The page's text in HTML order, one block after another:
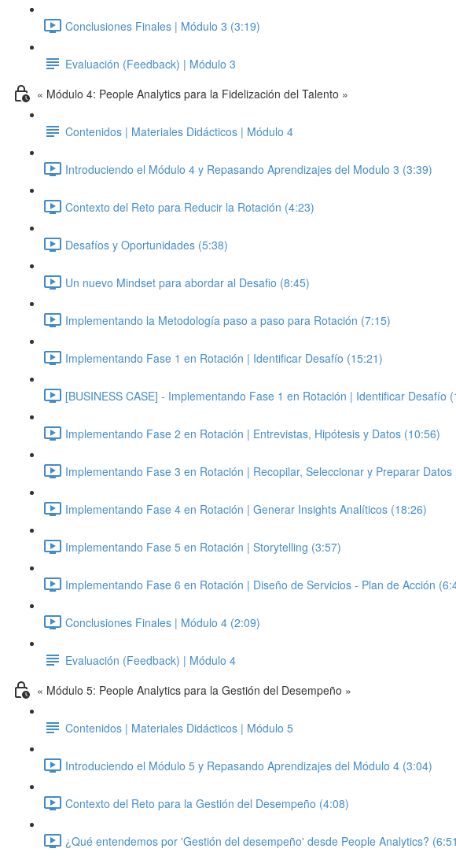
Conclusiones Finales | Módulo 3 (3:19)
Evaluación (Feedback) | Módulo 3
« Módulo 4: People Analytics para la Fidelización del Talento »
Contenidos | Materiales Didácticos | Módulo 4
Introduciendo el Módulo 4 y Repasando Aprendizajes del Modulo 3 (3:39)
Contexto del Reto para Reducir la Rotación (4:23)
Desafíos y Oportunidades (5:38)
Un nuevo Mindset para abordar al Desafio (8:45)
Implementando la Metodología paso a paso para Rotación (7:15)
Implementando Fase 1 en Rotación | Identificar Desafío (15:21)
[BUSINESS CASE] - Implementando Fase 1 en Rotación | Identificar Desafío
Implementando Fase 2 en Rotación | Entrevistas, Hipótesis y Datos (10:56)
Implementando Fase 3 en Rotación | Recopilar, Seleccionar y Preparar Datos
Implementando Fase 4 en Rotación | Generar Insights Analíticos (18:26)
Implementando Fase 5 en Rotación | Storytelling (3:57)
Implementando Fase 6 en Rotación | Diseño de Servicios - Plan de Acción
Conclusiones Finales | Módulo 4 (2:09)
Evaluación (Feedback) | Módulo 4
« Módulo 5: People Analytics para la Gestión del Desempeño »
Contenidos | Materiales Didácticos | Módulo 5
Introduciendo el Módulo 5 y Repasando Aprendizajes del Módulo 4 (3:04)
Contexto del Reto para la Gestión del Desempeño (4:08)
¿Qué entendemos por 'Gestión del desempeño' desde People Analytics?